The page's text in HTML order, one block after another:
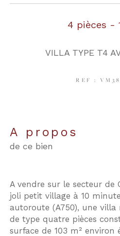
4 pièces -
VILLA TYPE T4
REF :
a propos
de ce bien
A vendre sur le secteur de
joli petit village à 10
autoroute (A750), une villa
de type quatre pièces
surface de 103 m² environ